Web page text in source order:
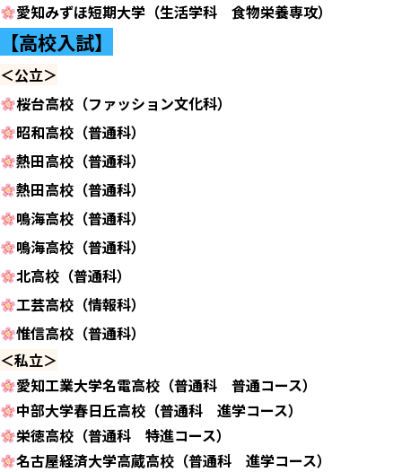
愛知みずほ短期大学（生活学科 食物栄養専攻）
【高校入試】
＜公立＞
桜台高校（ファッション文化科）
昭和高校（普通科）
熱田高校（普通科）
熱田高校（普通科）
鳴海高校（普通科）
鳴海高校（普通科）
北高校（普通科）
工芸高校（情報科）
惟信高校（普通科）
＜私立＞
愛知工業大学名電高校（普通科 普通コース）
中部大学春日丘高校（普通科 進学コース）
栄徳高校（普通科 特進コース）
名古屋経済大学高蔵高校（普通科 進学コース）